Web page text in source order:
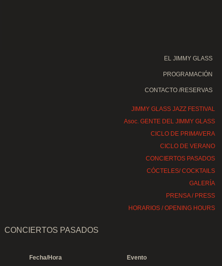
EL JIMMY GLASS
PROGRAMACIÓN
CONTACTO /RESERVAS
JIMMY GLASS JAZZ FESTIVAL
Asoc. GENTE DEL JIMMY GLASS
CICLO DE PRIMAVERA
CICLO DE VERANO
CONCIERTOS PASADOS
CÓCTELES/ COCKTAILS
GALERÍA
PRENSA / PRESS
HORARIOS / OPENING HOURS
CONCIERTOS PASADOS
Fecha/Hora
Evento